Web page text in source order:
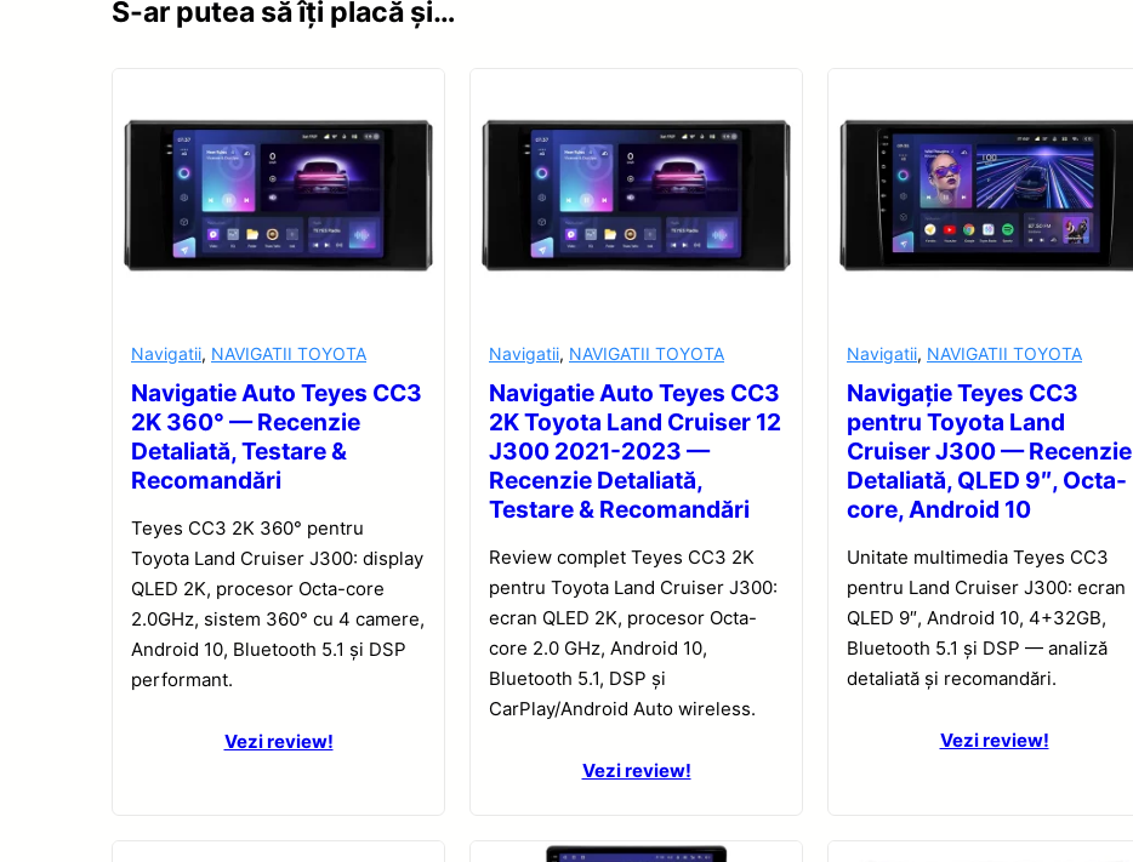
S-ar putea să îți placă și…
Navigatii, NAVIGATII TOYOTA
Navigatie Auto Teyes CC3
2K 360° — Recenzie
Detaliată, Testare &
Recomandări
Teyes CC3 2K 360° pentru
Toyota Land Cruiser J300: display
QLED 2K, procesor Octa-core
2.0GHz, sistem 360° cu 4 camere,
Android 10, Bluetooth 5.1 și DSP
performant.
Vezi review!
Navigatii, NAVIGATII TOYOTA
Navigatie Auto Teyes CC3
2K Toyota Land Cruiser 12
J300 2021-2023 —
Recenzie Detaliată,
Testare & Recomandări
Review complet Teyes CC3 2K
pentru Toyota Land Cruiser J300:
ecran QLED 2K, procesor Octa-
core 2.0 GHz, Android 10,
Bluetooth 5.1, DSP și
CarPlay/Android Auto wireless.
Vezi review!
Navigatii, NAVIGATII TOYOTA
Navigație Teyes CC3
pentru Toyota Land
Cruiser J300 — Recenzie
Detaliată, QLED 9″, Octa-
core, Android 10
Unitate multimedia Teyes CC3
pentru Land Cruiser J300: ecran
QLED 9″, Android 10, 4+32GB,
Bluetooth 5.1 și DSP — analiză
detaliată și recomandări.
Vezi review!